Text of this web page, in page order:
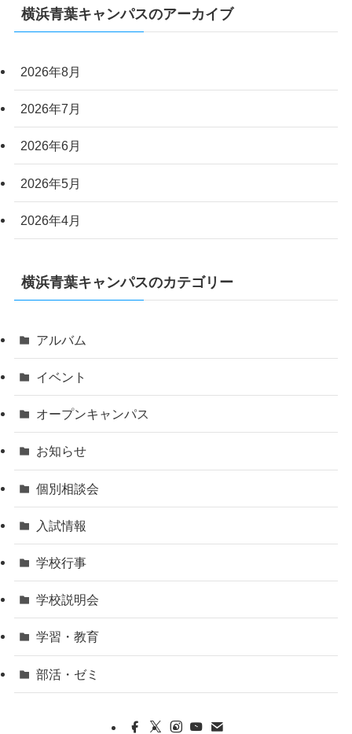
横浜青葉キャンパスのアーカイブ
2026年8月
2026年7月
2026年6月
2026年5月
2026年4月
横浜青葉キャンパスのカテゴリー
アルバム
イベント
オープンキャンパス
お知らせ
個別相談会
入試情報
学校行事
学校説明会
学習・教育
部活・ゼミ